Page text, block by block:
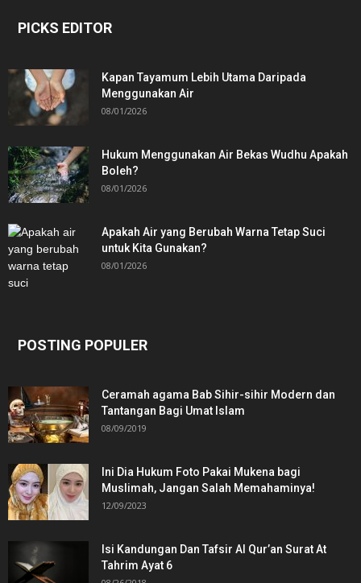
PICKS EDITOR
Kapan Tayamum Lebih Utama Daripada
Menggunakan Air
08/01/2026
Hukum Menggunakan Air Bekas Wudhu Apakah
Boleh?
08/01/2026
Apakah Air yang Berubah Warna Tetap Suci
untuk Kita Gunakan?
08/01/2026
POSTING POPULER
Ceramah agama Bab Sihir-sihir Modern dan
Tantangan Bagi Umat Islam
08/09/2019
Ini Dia Hukum Foto Pakai Mukena bagi
Muslimah, Jangan Salah Memahaminya!
12/09/2023
Isi Kandungan Dan Tafsir Al Qur’an Surat At
Tahrim Ayat 6